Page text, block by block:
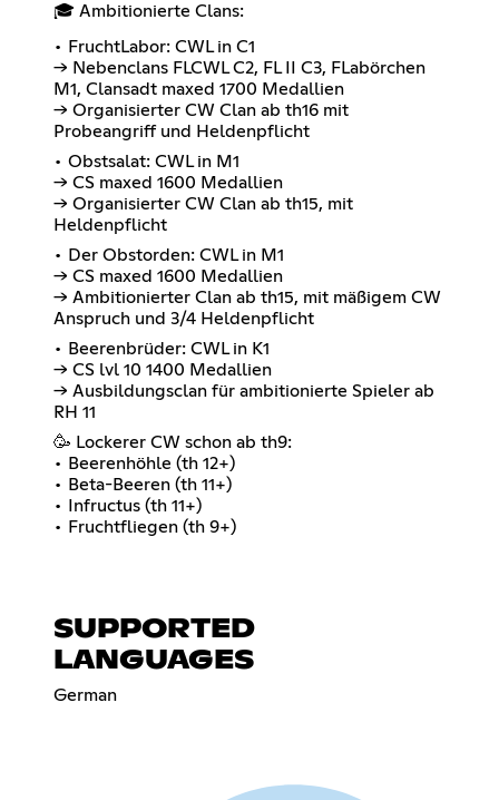
🎓 Ambitionierte Clans:
• FruchtLabor: CWL in C1
-> Nebenclans FLCWL C2, FL II C3, FLabörchen
M1, Clansadt maxed 1700 Medallien
-> Organisierter CW Clan ab th16 mit
Probeangriff und Heldenpflicht
• Obstsalat: CWL in M1
-> CS maxed 1600 Medallien
-> Organisierter CW Clan ab th15, mit
Heldenpflicht
• Der Obstorden: CWL in M1
-> CS maxed 1600 Medallien
-> Ambitionierter Clan ab th15, mit mäßigem CW
Anspruch und 3/4 Heldenpflicht
• Beerenbrüder: CWL in K1
-> CS lvl 10 1400 Medallien
-> Ausbildungsclan für ambitionierte Spieler ab
RH 11
🥳 Lockerer CW schon ab th9:
• Beerenhöhle (th 12+)
• Beta-Beeren (th 11+)
• Infructus (th 11+)
• Fruchtfliegen (th 9+)
SUPPORTED
LANGUAGES
German